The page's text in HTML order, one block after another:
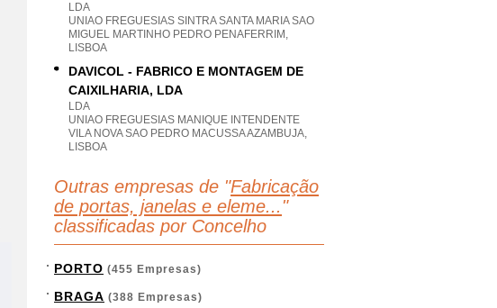
LDA
UNIAO FREGUESIAS SINTRA SANTA MARIA SAO
MIGUEL MARTINHO PEDRO PENAFERRIM,
LISBOA
DAVICOL - FABRICO E MONTAGEM DE
CAIXILHARIA, LDA
LDA
UNIAO FREGUESIAS MANIQUE INTENDENTE
VILA NOVA SAO PEDRO MACUSSA AZAMBUJA,
LISBOA
Outras empresas de "Fabricação
de portas, janelas e eleme... "
classificadas por Concelho
PORTO (455 Empresas)
BRAGA (388 Empresas)